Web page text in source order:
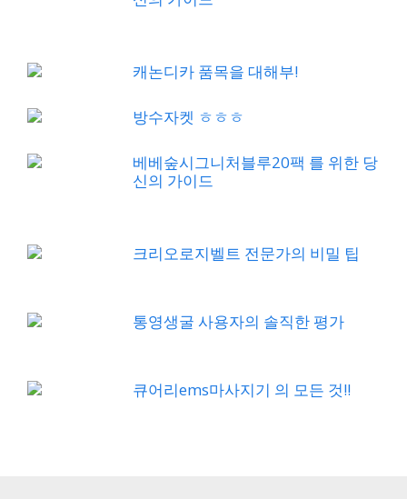
캐논디카 품목을 대해부!
방수자켓 ㅎㅎㅎ
베베숲시그니처블루20팩 를 위한 당
신의 가이드
크리오로지벨트 전문가의 비밀 팁
통영생굴 사용자의 솔직한 평가
큐어리ems마사지기 의 모든 것!!